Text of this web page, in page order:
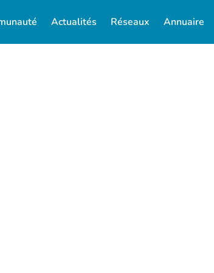
Actualités Réseaux Annuaire